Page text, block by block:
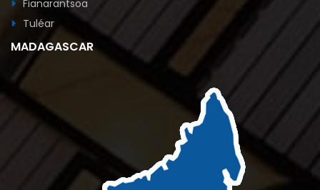
Fianarantsoa
Tuléar
MADAGASCAR